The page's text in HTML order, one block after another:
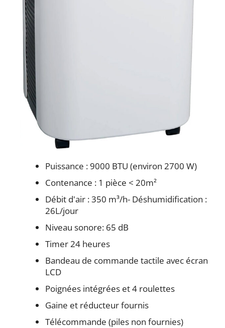
Puissance : 9000 BTU (environ 2700 W)
Contenance : 1 pièce < 20m²
Débit d'air : 350 m³/h- Déshumidification :
26L/jour
Niveau sonore: 65 dB
Timer 24 heures
Bandeau de commande tactile avec écran
LCD
Poignées intégrées et 4 roulettes
Gaine et réducteur fournis
Télécommande (piles non fournies)